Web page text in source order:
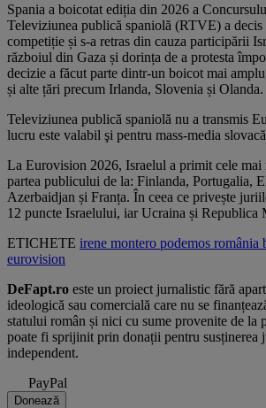
Spania a boicotat ediția din 2026 a
Televiziunea publică spaniolă (RTVE) a decis
competiție și s-a retras din cauza participării
războiul din Gaza și dorința de a protesta
decizie a făcut parte dintr-un boicot mai
și alte țări precum Irlanda, Slovenia și Olanda.
Televiziunea publică spaniolă nu a transmis
lucru este valabil şi pentru mass-media
La Eurovision 2026, Israelul a primit cele
partea publicului de la: Finlanda, Portugalia,
Azerbaidjan și Franța. În ceea ce privește
12 puncte Israelului, iar Ucraina și Republica
ETICHETE irene montero podemos românia
eurovision
DeFapt.ro este un proiect jurnalistic fără
ideologică sau comercială care nu se
statului român și nici cu sume provenite de la
poate fi sprijinit prin donații pentru susținerea
independent.
PayPal
Donează